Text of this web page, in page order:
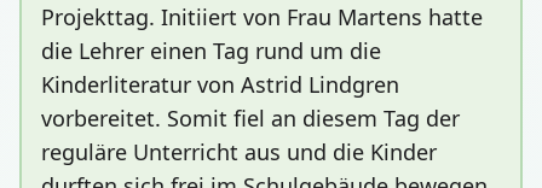
Projekttag. Initiiert von Frau Martens hatte
die Lehrer einen Tag rund um die
Kinderliteratur von Astrid Lindgren
vorbereitet. Somit fiel an diesem Tag der
reguläre Unterricht aus und die Kinder